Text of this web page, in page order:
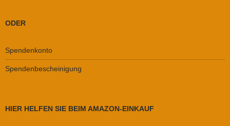
ODER
Spendenkonto
Spendenbescheinigung
HIER HELFEN SIE BEIM AMAZON-EINKAUF